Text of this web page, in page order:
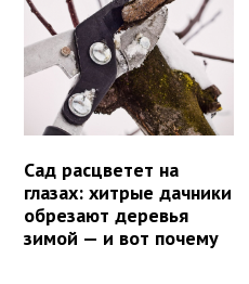
Сад расцветет на
глазах: хитрые дачники
обрезают деревья
зимой — и вот почему